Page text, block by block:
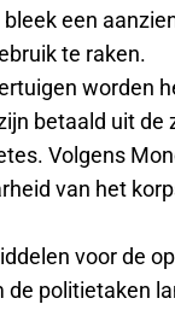
een
te raken.
worden
betaald uit
Volgens
van het
voor de
politietaken